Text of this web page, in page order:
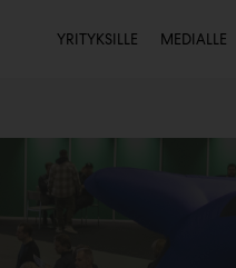
YRITYKSILLE MEDIALLE